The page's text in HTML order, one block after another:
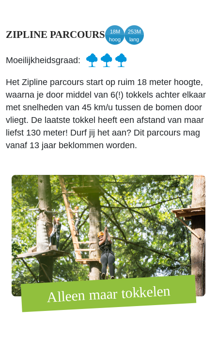
ZIPLINE PARCOURS
18M
hoog
253M
lang
Moeilijkheidsgraad:
Het Zipline parcours start op ruim 18 meter hoogte,
waarna je door middel van 6(!) tokkels achter elkaar
met snelheden van 45 km/u tussen de bomen door
vliegt. De laatste tokkel heeft een afstand van maar
liefst 130 meter! Durf jij het aan? Dit parcours mag
vanaf 13 jaar beklommen worden.
Alleen maar tokkelen